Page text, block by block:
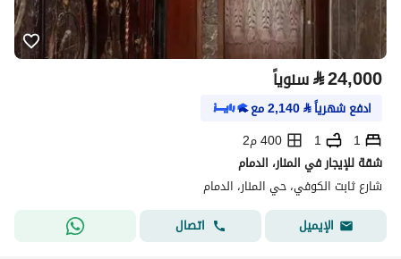
⃁24,000 سنوياً
ادفع شهرياً⃁
2,140مع
1
1
400 م2
شقة للإيجار في المنار، الدمام
شارع ثابت الكوفي، حي المنار، الدمام
الإيميل
اتصال